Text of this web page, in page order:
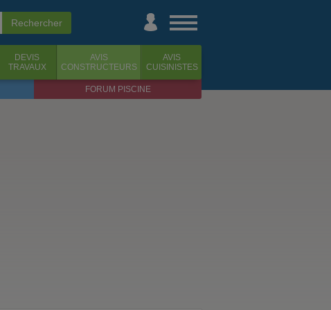
DEVIS
TRAVAUX
AVIS
CONSTRUCTEURS
AVIS
CUISINISTES
FORUM PISCINE